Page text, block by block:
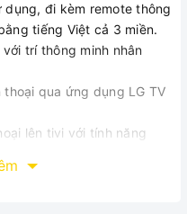
dụng, đi kèm remote thông
tiếng Việt cả 3 miền.
trí thông minh nhân
thoại qua ứng dụng LG TV
lên tivi với tính năng
TIVI OLED LG 4K